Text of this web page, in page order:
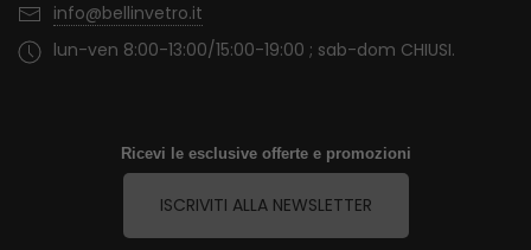
info@bellinvetro.it
lun-ven 8:00-13:00/15:00-19:00 ; sab-dom CHIUSI.
Ricevi le esclusive offerte e promozioni
ISCRIVITI ALLA NEWSLETTER